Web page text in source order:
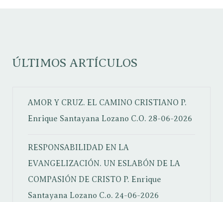
ÚLTIMOS ARTÍCULOS
AMOR Y CRUZ. EL CAMINO CRISTIANO P.
Enrique Santayana Lozano C.O. 28-06-2026
RESPONSABILIDAD EN LA
EVANGELIZACIÓN. UN ESLABÓN DE LA
COMPASIÓN DE CRISTO P. Enrique
Santayana Lozano C.o. 24-06-2026